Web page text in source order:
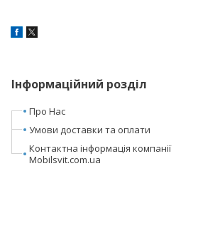
Інформаційний розділ
Про Нас
Умови доставки та оплати
Контактна інформація компанії
Mobilsvit.com.ua